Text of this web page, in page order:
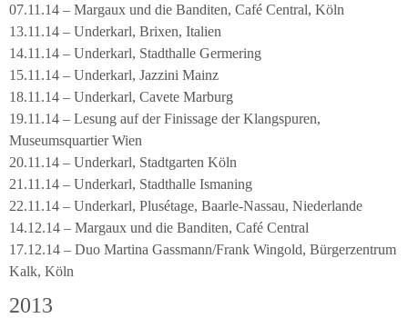
07.11.14 – Margaux und die Banditen, Café Central, Köln
13.11.14 – Underkarl, Brixen, Italien
14.11.14 – Underkarl, Stadthalle Germering
15.11.14 – Underkarl, Jazzini Mainz
18.11.14 – Underkarl, Cavete Marburg
19.11.14 – Lesung auf der Finissage der Klangspuren,
Museumsquartier Wien
20.11.14 – Underkarl, Stadtgarten Köln
21.11.14 – Underkarl, Stadthalle Ismaning
22.11.14 – Underkarl, Plusétage, Baarle-Nassau, Niederlande
14.12.14 – Margaux und die Banditen, Café Central
17.12.14 – Duo Martina Gassmann/Frank Wingold, Bürgerzentrum
Kalk, Köln
2013